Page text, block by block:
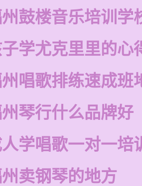
鼓楼音乐培训学
学尤克里里的心
唱歌排练速成班
琴行什么品牌好
学唱歌一对一培
卖钢琴的地方